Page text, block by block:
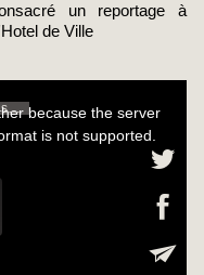
un reportage à
de Ville